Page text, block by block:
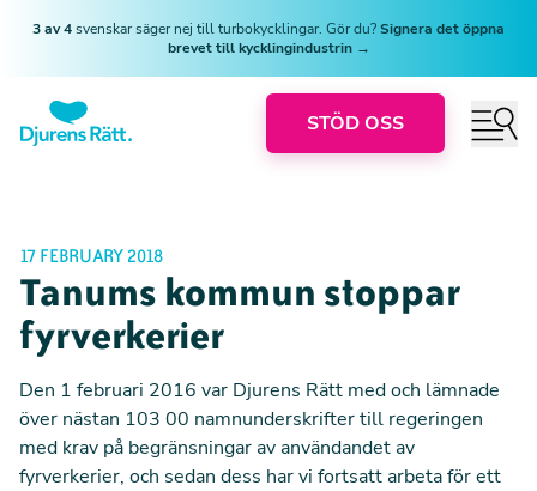
3 av 4svenskar säger nej till turbokycklingar. Gör du?Signera det öppna
brevet till kycklingindustrin →
STÖD OSS
17 FEBRUARY 2018
Tanums kommun stoppar
fyrverkerier
Den 1 februari 2016 var Djurens Rätt med och lämnade
över nästan 103 00 namnunderskrifter till regeringen
med krav på begränsningar av användandet av
fyrverkerier, och sedan dess har vi fortsatt arbeta för ett